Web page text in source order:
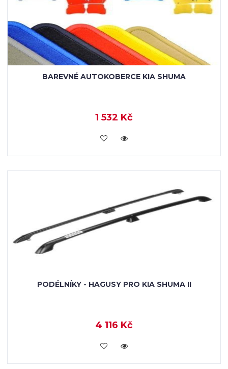
BAREVNÉ AUTOKOBERCE KIA SHUMA
1 532 Kč
KOUPIT
PODÉLNÍKY - HAGUSY PRO KIA SHUMA II
4 116 Kč
KOUPIT